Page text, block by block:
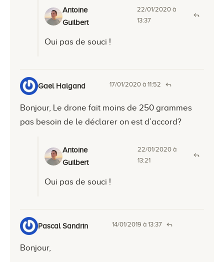
Antoine
Guilbert
22/01/2020 à
13:37
Oui pas de souci !
Gael Halgand 17/01/2020 à 11:52
Bonjour, Le drone fait moins de 250 grammes
pas besoin de le déclarer on est d’accord?
Antoine
Guilbert
22/01/2020 à
13:21
Oui pas de souci !
Pascal Sandrin 14/01/2019 à 13:37
Bonjour,